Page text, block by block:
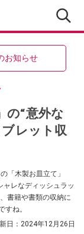
お知らせ
の“意外な
レット収
「木製お皿立て」
ャレなディッシュラッ
書籍や書類の収納に
すね。
日： 2024年12月26日